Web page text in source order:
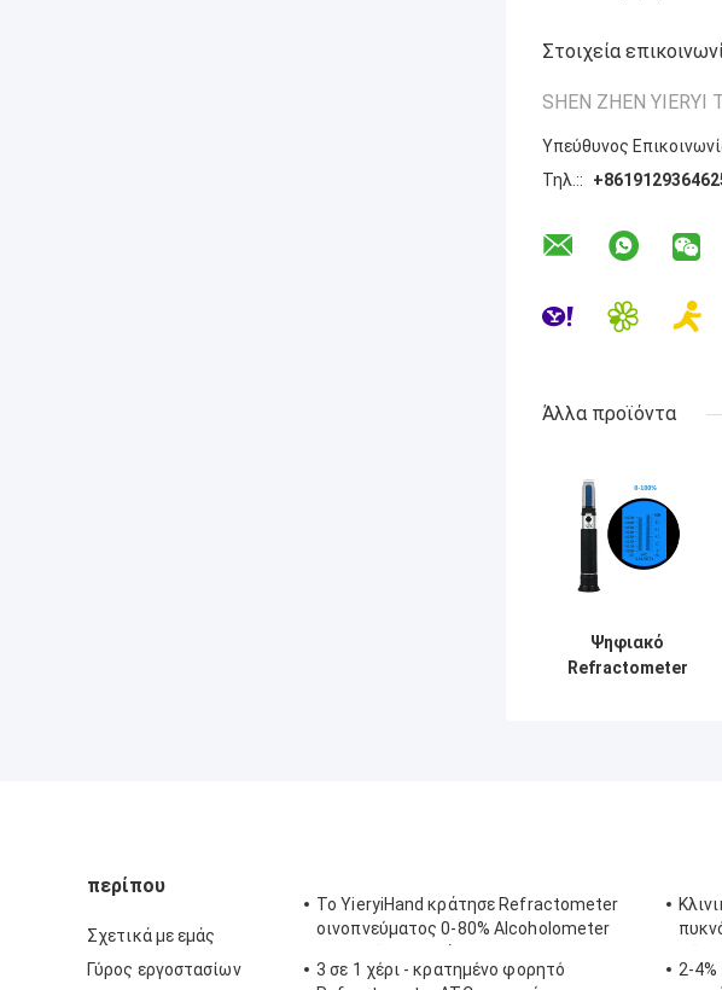
Στοιχεία
SHEN ZHEN YIERYI
Υπεύθυνος
Τηλ.::
Άλλα προϊόντα
Ψηφιακό
Refractometer
περίπου
Σχετικά με εμάς
Γύρος εργοστασίων
Το YieryiHand κράτησε Refractometer
οινοπνεύματος 0-80% Alcoholometer
ελεγκτών πνευμάτων ATC
3 σε 1 χέρι - κρατημένο φορητό
2-